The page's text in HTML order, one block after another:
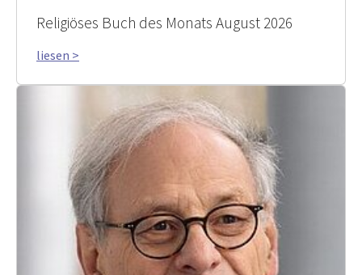
Religiöses Buch des Monats August 2026
liesen >